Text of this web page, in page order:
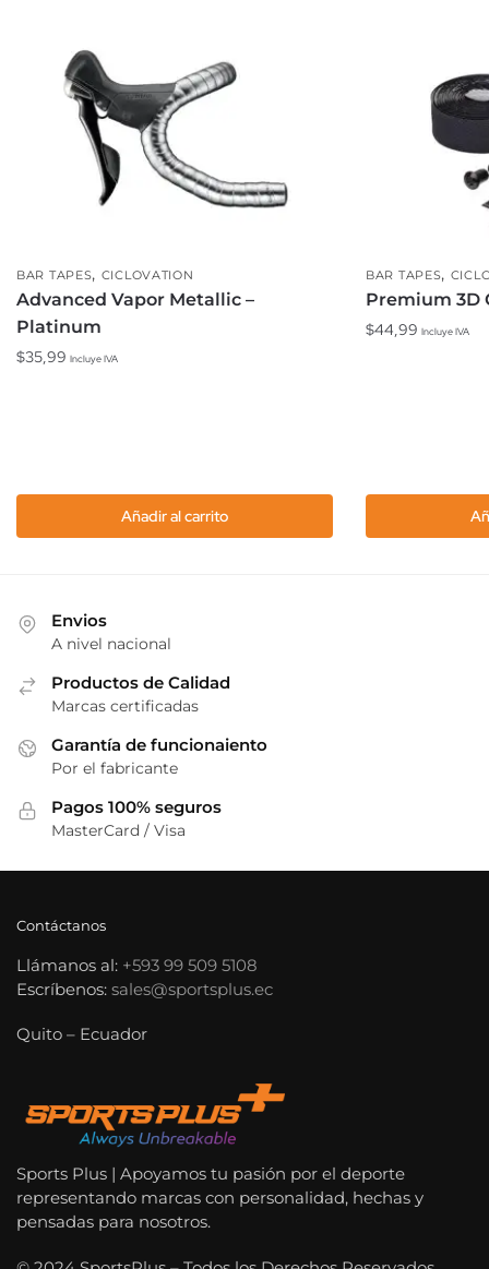
BAR TAPES, CICLOVATION
Advanced Vapor Metallic –
Platinum
$35,99 Incluye IVA
Añadir al carrito
BAR TAPES,
Premium 3D
$44,99 Incluye IVA
Envios
A nivel nacional
Productos de Calidad
Marcas certificadas
Garantía de funcionaiento
Por el fabricante
Pagos 100% seguros
MasterCard / Visa
Contáctanos
Llámanos al: +593 99 509 5108
Escríbenos: sales@sportsplus.ec
Quito – Ecuador
Sports Plus | Apoyamos tu pasión por el deporte
representando marcas con personalidad, hechas y
pensadas para nosotros.